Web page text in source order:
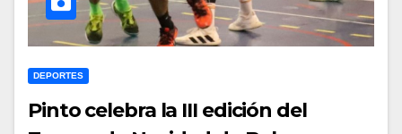
DEPORTES
Pinto celebra la III edición del